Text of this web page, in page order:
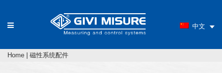
中文
Home 磁性系统配件